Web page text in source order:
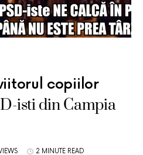
copiilor
isti din Campia
2 MINUTE READ